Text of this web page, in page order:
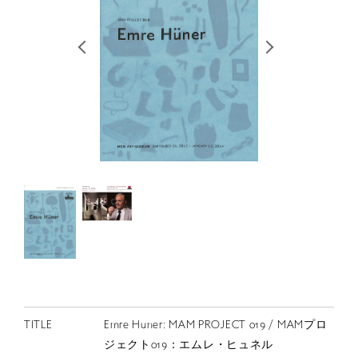
コンサート
出演者
スカラシップ受賞者
TITLE
Emre Huner: MAM PROJECT 019 / MAMプロ
ジェクト019：エムレ・ヒュネル